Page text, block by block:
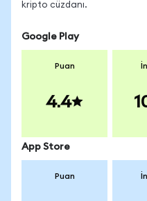
kripto cüzdanı.
Google Play
Puan
4.4
App Store
Puan